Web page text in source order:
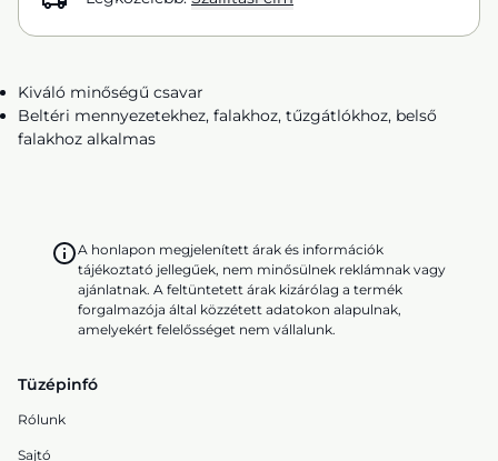
Kiváló minőségű csavar
Beltéri mennyezetekhez, falakhoz, tűzgátlókhoz, belső
falakhoz alkalmas
A honlapon megjelenített árak és információk
tájékoztató jellegűek, nem minősülnek reklámnak vagy
ajánlatnak. A feltüntetett árak kizárólag a termék
forgalmazója által közzétett adatokon alapulnak,
amelyekért felelősséget nem vállalunk.
Tüzépinfó
Rólunk
Sajtó